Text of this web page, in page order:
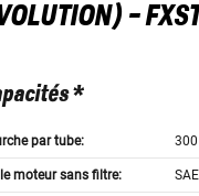
-
*
par tube:
moteur sans filtre: